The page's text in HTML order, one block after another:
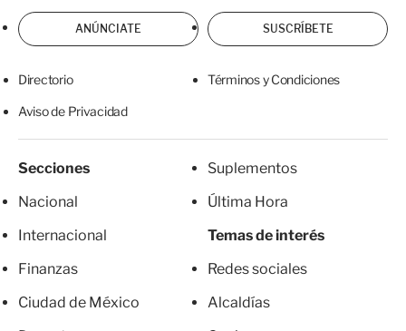
ANÚNCIATE SUSCRÍBETE
Directorio Términos y Condiciones
Aviso de Privacidad
Secciones
Nacional
Internacional
Finanzas
Ciudad de México
Suplementos
Última Hora
Temas de interés
Redes sociales
Alcaldías